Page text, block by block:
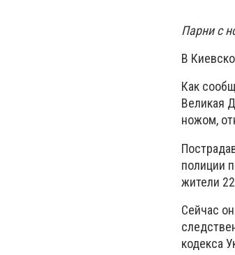
Парни с
В
Как
Великая
ножом,
полиции
жители
Сейчас
кодекса